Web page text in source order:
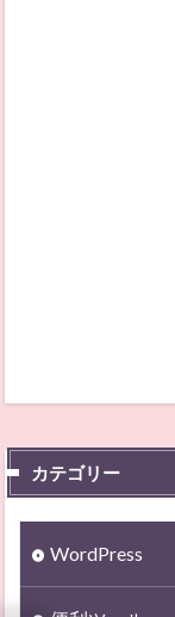
カテゴリー
WordPress